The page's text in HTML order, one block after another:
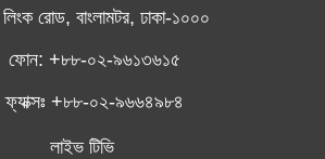
রোড, বাংলামটর, ঢাকা-১০০০
ফোন: +৮৮-০২-৯৬১৩৬১৫
ফ্যাক্সঃ +৮৮-০২-৯৬৬৪৯৮৪
লাইভ টিভি